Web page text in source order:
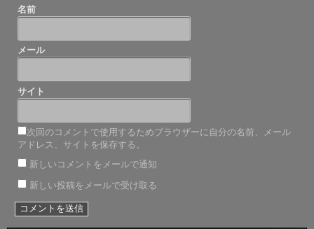
名前
メール
サイト
次回のコメントで使用するためブラウザーに自分の名前、メール
アドレス、サイトを保存する。
新しいコメントをメールで通知
新しい投稿をメールで受け取る